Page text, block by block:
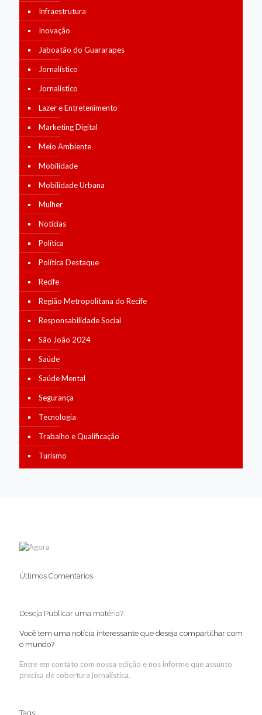
Infraestrutura
Inovação
Jaboatão do Guararapes
Jornalístico
Jornalístico
Lazer e Entretenimento
Marketing Digital
Meio Ambiente
Mobilidade
Mobilidade Urbana
Mulher
Notícias
Política
Política Destaque
Recife
Região Metropolitana do Recife
Responsabilidade Social
São João 2024
Saúde
Saúde Mental
Segurança
Tecnologia
Trabalho e Qualificação
Turismo
Últimos Comentários
Deseja Publicar uma matéria?
Você tem uma notícia interessante que deseja compartilhar com
o mundo?
Entre em contato com nossa edição e nos informe que assunto
precisa de cobertura jornalística.
Tags